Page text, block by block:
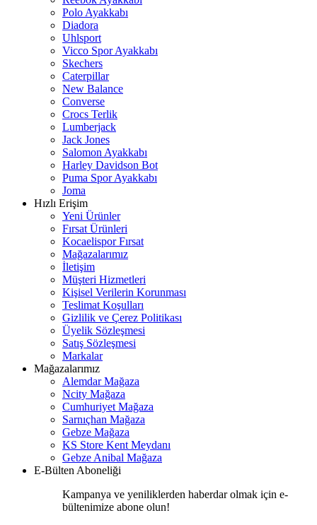
Polo Ayakkabı
Diadora
Uhlsport
Vicco Spor Ayakkabı
Skechers
Caterpillar
New Balance
Converse
Crocs Terlik
Lumberjack
Jack Jones
Salomon Ayakkabı
Harley Davidson Bot
Puma Spor Ayakkabı
Joma
Hızlı Erişim
Yeni Ürünler
Fırsat Ürünleri
Kocaelispor Fırsat
Mağazalarımız
İletişim
Müşteri Hizmetleri
Kişisel Verilerin Korunması
Teslimat Koşulları
Gizlilik ve Çerez Politikası
Üyelik Sözleşmesi
Satış Sözleşmesi
Markalar
Mağazalarımız
Alemdar Mağaza
Ncity Mağaza
Cumhuriyet Mağaza
Sarnıçhan Mağaza
Gebze Mağaza
KS Store Kent Meydanı
Gebze Anibal Mağaza
E-Bülten Aboneliği
Kampanya ve yeniliklerden haberdar olmak için e-
bültenimize abone olun!